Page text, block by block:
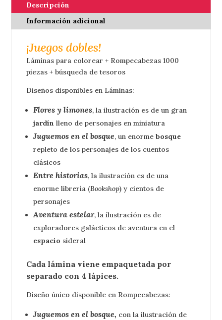
JUEGOS
DOBLES
Descripción
Información adicional
¡Juegos dobles!
Láminas para colorear + Rompecabezas 1000
piezas + búsqueda de tesoros
Diseños disponibles en Láminas:
Flores y limones, la ilustración es de un gran
jardín lleno de personajes en miniatura
Juguemos en el bosque, un enormebosque
repleto de los personajes de los cuentos
clásicos
Entre historias, la ilustración es de una
enorme librería (Bookshop) y cientos de
personajes
Aventura estelar, la ilustración es de
exploradores galácticos de aventura en el
espacio sideral
Cada lámina viene empaquetada por
separado con 4 lápices.
Diseño único disponible en Rompecabezas:
Juguemos en el bosque, con la ilustración de